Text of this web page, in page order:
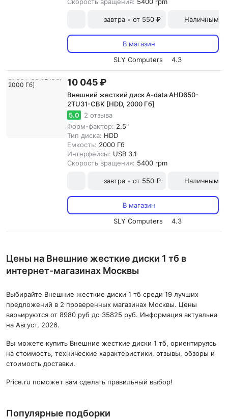
завтра • от 550 ₽ Наличными
В магазин
SLY Computers
4.3
10 045 ₽
Внешний жесткий диск A-data AHD650-
2TU31-CBK [HDD, 2000 Гб]
5.0
2 отзыва
Форм-фактор: 2.5"
Тип диска: HDD
Емкость: 2000 Гб
Интерфейсы: USB 3.1
Скорость вращения: 5400 rpm
завтра • от 550 ₽ Наличными
В магазин
SLY Computers
4.3
Цены на Внешние жесткие диски 1 тб в
интернет-магазинах Москвы
Выбирайте Внешние жесткие диски 1 тб среди 19 лучших
предложений в 2 проверенных магазинах Москвы. Цены
варьируются от 8980 руб до 35825 руб. Информация актуальна
на Август, 2026.
Вы можете купить Внешние жесткие диски 1 тб, ориентируясь
на стоимость, технические характеристики, отзывы, обзоры и
стоимость доставки.
Price.ru поможет вам сделать правильный выбор!
Популярные подборки